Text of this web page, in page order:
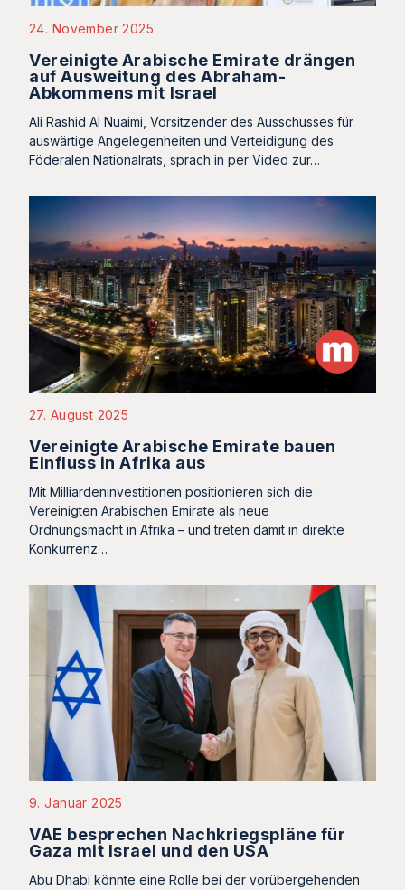
24. November 2025
Vereinigte Arabische Emirate drängen
auf Ausweitung des Abraham-
Abkommens mit Israel
Ali Rashid Al Nuaimi, Vorsitzender des Ausschusses für
auswärtige Angelegenheiten und Verteidigung des
Föderalen Nationalrats, sprach in per Video zur…
27. August 2025
Vereinigte Arabische Emirate bauen
Einfluss in Afrika aus
Mit Milliardeninvestitionen positionieren sich die
Vereinigten Arabischen Emirate als neue
Ordnungsmacht in Afrika – und treten damit in direkte
Konkurrenz…
9. Januar 2025
VAE besprechen Nachkriegspläne für
Gaza mit Israel und den USA
Abu Dhabi könnte eine Rolle bei der vorübergehenden